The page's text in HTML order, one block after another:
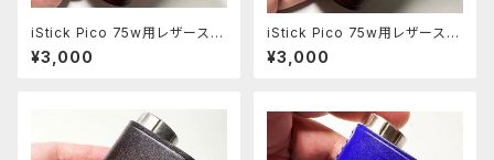
iStick Pico 75w用レザースリ
ーブ [408-pc]
¥3,000
iStick Pico 75w用レザースリ
ーブ [406-pc]
¥3,000